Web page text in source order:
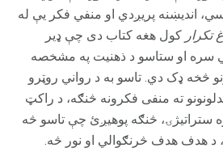
اندیښنه پریږدي او منفي فکر یې له
تکرار کول هغه کتاب دی چې ډیر
سره او ستاسو د ذهنیت په مشخصه
څخه ډک دي. تاسو به د رواني روټرو
ته منفی فکرونه څنګه، د راکټ
ستراتیژۍ، څنګه پوهیږئ چې تاسو څه
د هدف هدف څرنګوالي او نور څه.